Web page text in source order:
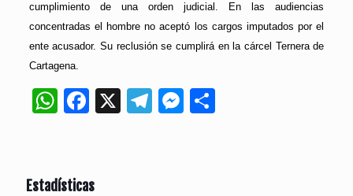
cumplimiento de una orden judicial. En las audiencias
concentradas el hombre no aceptó los cargos imputados por el
ente acusador. Su reclusión se cumplirá en la cárcel Ternera de
Cartagena.
WhatsApp
Facebook
X Telegram
Messenger
Estadísticas